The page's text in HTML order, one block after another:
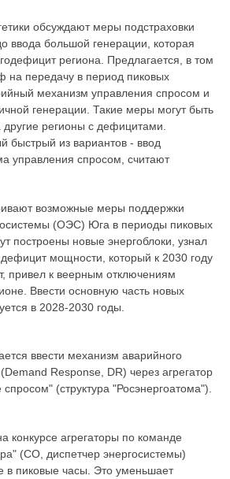
обсуждают меры подстраховки
ввода большой генерации, которая
региона. Предлагается, в том
на передачу в период пиковых
механизм управления спросом и
генерации. Такие меры могут быть
регионы с дефицитами.
быстрый из вариантов - ввод
управления спросом, считают
возможные меры поддержки
(ОЭС) Юга в периоды пиковых
построены новые энергоблоки, узнал
мощности, который к 2030 году
привел к веерным отключениям
Ввести основную часть новых
в 2028-2030 годы.
ввести механизм аварийного
Response, DR) через агрегатор
(структура "Росэнергоатома").
конкурсе агрегаторы по команде
(СО, диспетчер энергосистемы)
в пиковые часы. Это уменьшает